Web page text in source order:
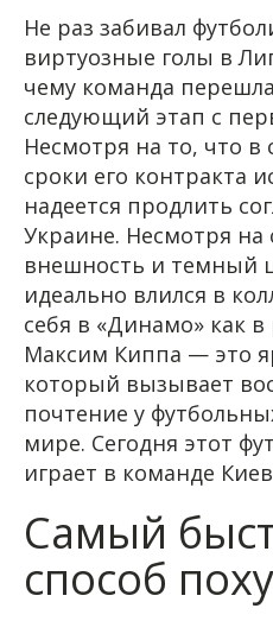
Не раз забивал
виртуозные голы в
чему команда
следующий этап с
Несмотря на то, что
сроки его контракта
надеется продлить
Украине. Несмотря
внешность и темный
идеально влился в
себя в «Динамо» как
Максим Киппа — это
который вызывает
почтение у
мире. Сегодня этот
играет в команде
Самый
способ